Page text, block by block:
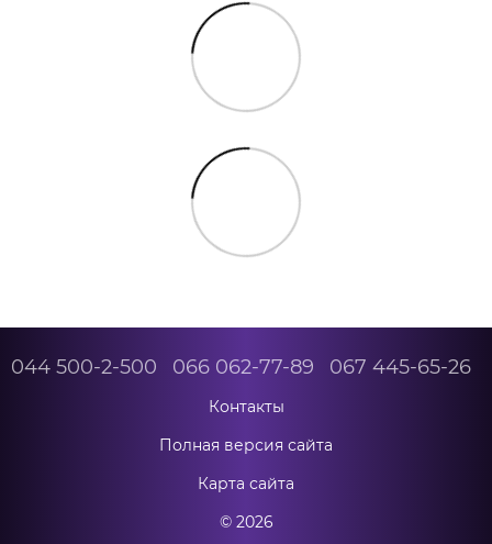
044 500-2-500 066 062-77-89 067 445-65-26
Контакты
Полная версия сайта
Карта сайта
© 2026